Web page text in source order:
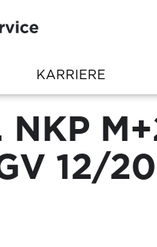
KARRIERE
NKP
12/